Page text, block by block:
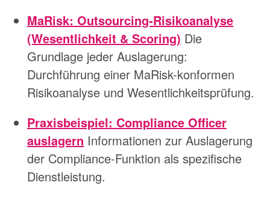
MaRisk: Outsourcing-Risikoanalyse
(Wesentlichkeit & Scoring) Die
Grundlage jeder Auslagerung:
Durchführung einer MaRisk-konformen
Risikoanalyse und Wesentlichkeitsprüfung.
Praxisbeispiel: Compliance Officer
auslagern Informationen zur Auslagerung
der Compliance-Funktion als spezifische
Dienstleistung.